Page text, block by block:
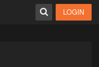
LOGIN